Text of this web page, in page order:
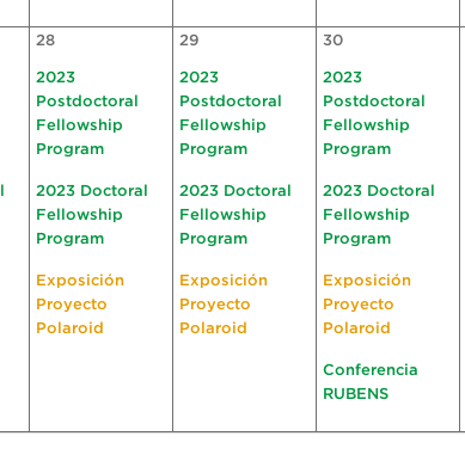
28
2023
Postdoctoral
Fellowship
Program
2023 Doctoral
Fellowship
Program
Exposición
Proyecto
Polaroid
29
2023
Postdoctoral
Fellowship
Program
2023 Doctoral
Fellowship
Program
Exposición
Proyecto
Polaroid
30
2023
Postdoctoral
Fellowship
Program
2023 Doctoral
Fellowship
Program
Exposición
Proyecto
Polaroid
Conferencia
RUBENS